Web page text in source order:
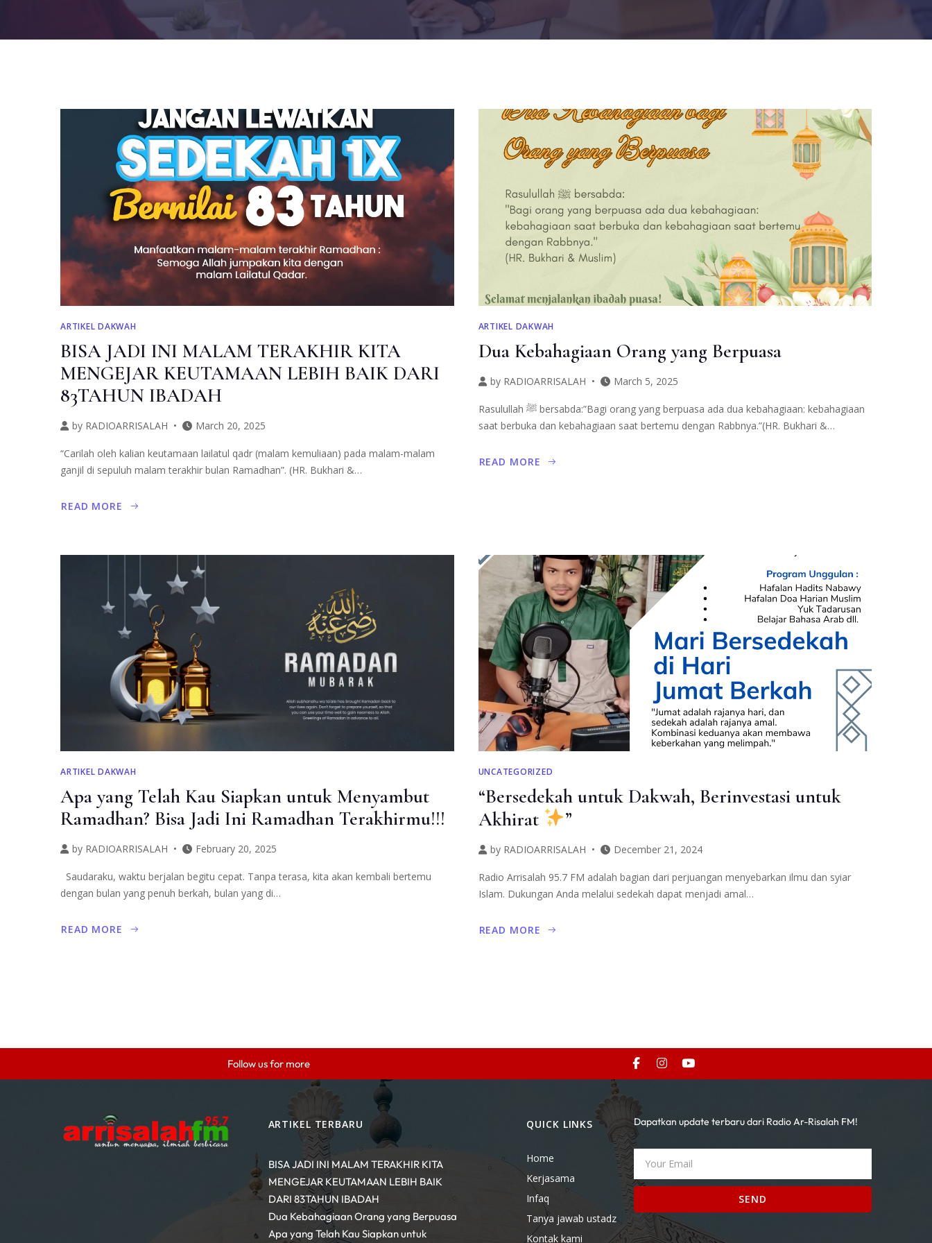
ARTIKEL DAKWAH
BISA JADI INI MALAM TERAKHIR KITA
MENGEJAR KEUTAMAAN LEBIH BAIK DARI
83TAHUN IBADAH
by RADIOARRISALAH March 20, 2025
“Carilah oleh kalian keutamaan lailatul qadr (malam kemuliaan) pada malam-malam
ganjil di sepuluh malam terakhir bulan Ramadhan”. (HR. Bukhari &…
READ MORE
ARTIKEL DAKWAH
Dua Kebahagiaan Orang yang Berpuasa
by RADIOARRISALAH March 5, 2025
Rasulullah ﷺ bersabda:”Bagi orang yang berpuasa ada dua kebahagiaan: kebahagiaan
saat berbuka dan kebahagiaan saat bertemu dengan Rabbnya.”(HR. Bukhari &…
READ MORE
ARTIKEL DAKWAH
Apa yang Telah Kau Siapkan untuk Menyambut
Ramadhan? Bisa Jadi Ini Ramadhan Terakhirmu!!!
by RADIOARRISALAH February 20, 2025
Saudaraku, waktu berjalan begitu cepat. Tanpa terasa, kita akan kembali bertemu
dengan bulan yang penuh berkah, bulan yang di…
READ MORE
UNCATEGORIZED
“Bersedekah untuk Dakwah, Berinvestasi untuk
Akhirat
”
by RADIOARRISALAH December 21, 2024
Radio Arrisalah 95.7 FM adalah bagian dari perjuangan menyebarkan ilmu dan syiar
Islam. Dukungan Anda melalui sedekah dapat menjadi amal…
READ MORE
Follow us for more
ARTIKEL TERBARU
BISA JADI INI MALAM TERAKHIR KITA
MENGEJAR KEUTAMAAN LEBIH BAIK
DARI 83TAHUN IBADAH
Dua Kebahagiaan Orang yang Berpuasa
Apa yang Telah Kau Siapkan untuk
QUICK LINKS
Home
Kerjasama
Infaq
Tanya jawab ustadz
Kontak kami
Dapatkan update terbaru dari Radio Ar-Risalah FM!
SEND